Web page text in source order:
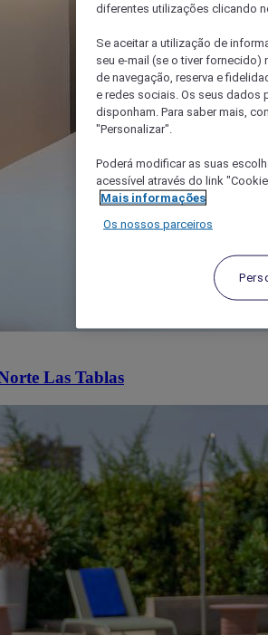
Las Tablas
diferentes utilizações clicando
Se aceitar a utilização de
seu e-mail (se o tiver
de navegação, reserva e
e redes sociais. Os seus dados
disponham. Para saber mais,
"Personalizar".
Poderá modificar as suas
acessível através do link
Mais informações
Os nossos parceiros